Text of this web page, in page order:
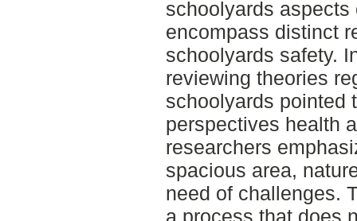
schoolyards
encompass distinct
schoolyards safety.
reviewing theories
schoolyards pointed
perspectives health
researchers
spacious area,
need of challenges.
a process that does